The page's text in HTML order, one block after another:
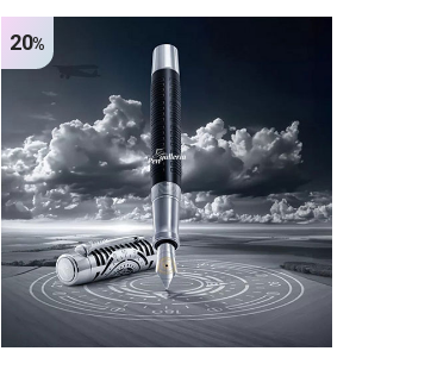
20%